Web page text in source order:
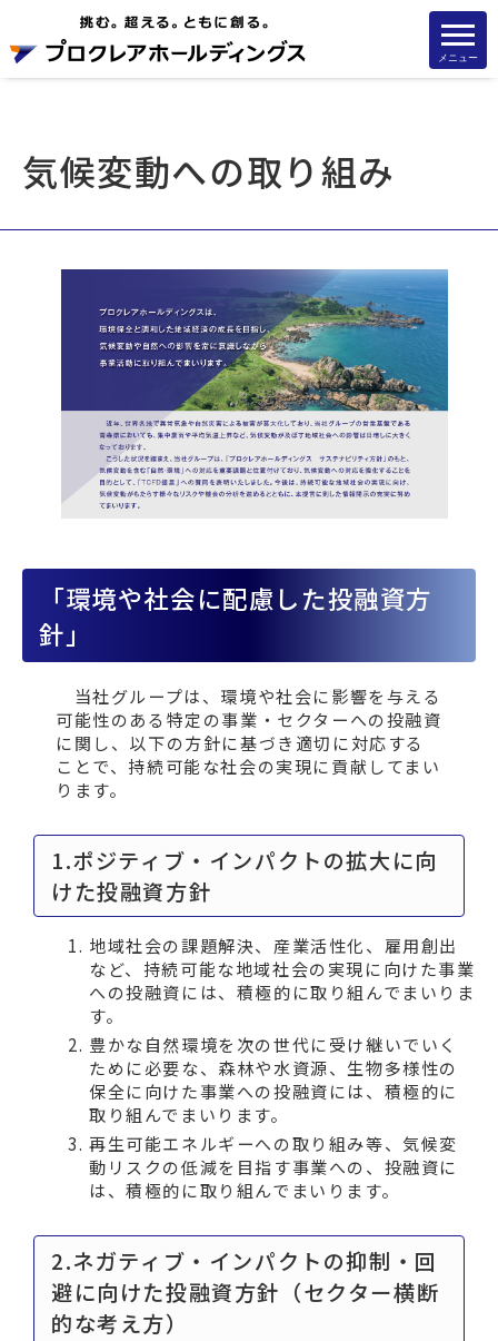
メニュー
気候変動への取り組み
「環境や社会に配慮した投融資方
針」
当社グループは、環境や社会に影響を与える
可能性のある特定の事業・セクターへの投融資
に関し、以下の方針に基づき適切に対応する
ことで、持続可能な社会の実現に貢献してまい
ります。
1.ポジティブ・インパクトの拡大に向
けた投融資方針
地域社会の課題解決、産業活性化、雇用創出
など、持続可能な地域社会の実現に向けた事業
への投融資には、積極的に取り組んでまいりま
す。
豊かな自然環境を次の世代に受け継いでいく
ために必要な、森林や水資源、生物多様性の
保全に向けた事業への投融資には、積極的に
取り組んでまいります。
再生可能エネルギーへの取り組み等、気候変
動リスクの低減を目指す事業への、投融資に
は、積極的に取り組んでまいります。
2.ネガティブ・インパクトの抑制・回
避に向けた投融資方針（セクター横断
的な考え方）